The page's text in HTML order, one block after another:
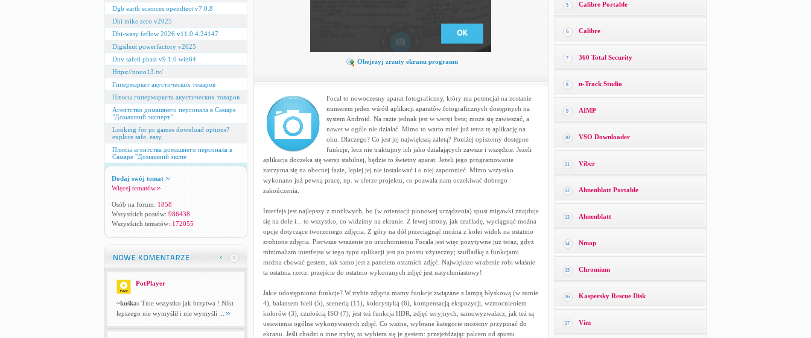
Dgb earth sciences opendtect v7.0.8
Dhi mike zero v2025
Dhi-wasy feflow 2026 v11.0.4.24147
Digsilent powerfactory v2025
Dnv safeti phast v9.1.0 win64
Https://nooo13.tv/
Гипермаркет акустических товаров
Плюсы гипермаркета акустических товаров
Агентство домашнего персонала в Самаре
"Домашний эксперт"
Looking for pc games download options?
explore safe, easy,
Плюсы агентства домашнего персонала в
Самаре "Домашний экспе
Dodaj swój temat
Więcej tematów
Osób na forum: 1858
Wszystkich postów: 986438
Wszystkich tematów: 172055
PotPlayer
~kuśka: Tnie wszystko jak brzytwa ! Nikt
lepszego nie wymyślił i nie wymyśli ...
Obejrzyj zrzuty ekranu programu
Focal to nowoczesny aparat fotograficzny, który ma potencjał na zostanie
numerem jeden wśród aplikacji aparatów fotograficznych dostępnych na
system Android. Na razie jednak jest w wersji beta; może się zawieszać, a
nawet w ogóle nie działać. Mimo to warto mieć już teraz tę aplikację na
oku. Dlaczego? Co jest jej największą zaletą? Poniżej opiszemy dostępne
funkcje, lecz nie traktujmy ich jako działających zawsze i wszędzie. Jeżeli
aplikacja doczeka się wersji stabilnej, będzie to świetny aparat. Jeżeli jego programowanie
zatrzyma się na obecnej fazie, lepiej jej nie instalować i o niej zapomnieć. Mimo wszystko
wykonano już pewną pracę, np. w sferze projektu, co pozwala nam oczekiwać dobrego
zakończenia.
Interfejs jest najlepszy z możliwych, bo (w orientacji pionowej urządzenia) spust migawki znajduje
się na dole i... to wszystko, co widzimy na ekranie. Z lewej strony, jak szufladę, wyciągnąć można
opcje dotyczące tworzonego zdjęcia. Z góry na dół przeciągnąć można z kolei widok na ostatnio
zrobione zdjęcia. Pierwsze wrażenie po uruchomieniu Focala jest więc pozytywne już teraz, gdyż
minimalizm interfejsu w tego typu aplikacji jest po prostu użyteczny; szufladkę z funkcjami
można chować gestem, tak samo jest z panelem ostatnich zdjęć. Największe wrażenie robi właśnie
ta ostatnia rzecz: przejście do ostatnio wykonanych zdjęć jest natychmiastowy!
Jakie udostępniono funkcje? W trybie zdjęcia mamy funkcje związane z lampą błyskową (w sumie
4), balansem bieli (5), scenerią (11), kolorystyką (6), kompensacją ekspozycji, wzmocnieniem
kolorów (3), czułością ISO (7); jest też funkcja HDR, zdjęć seryjnych, samowyzwalacz, jak też są
ustawienia ogólne wykonywanych zdjęć. Co ważne, wybrane kategorie możemy przypinać do
ekranu. Jeśli chodzi o inne tryby, to wybiera się je gestem: przejeżdżając palcem od spustu
5 Calibre Portable
6 Calibre
7 360 Total Security
8 n-Track Studio
9 AIMP
10 VSO Downloader
11 Viber
12 Ahnenblatt Portable
13 Ahnenblatt
14 Nmap
15 Chromium
16 Kaspersky Rescue Disk
17 Vim